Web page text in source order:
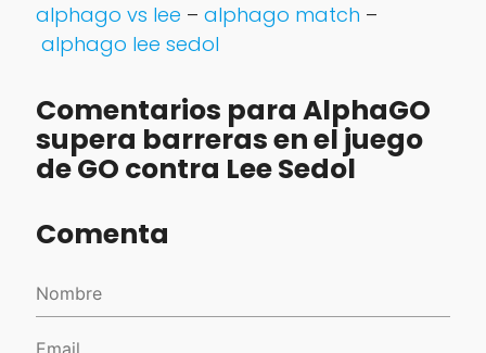
alphago vs lee – alphago match –
alphago lee sedol
Comentarios para AlphaGO
supera barreras en el juego
de GO contra Lee Sedol
Comenta